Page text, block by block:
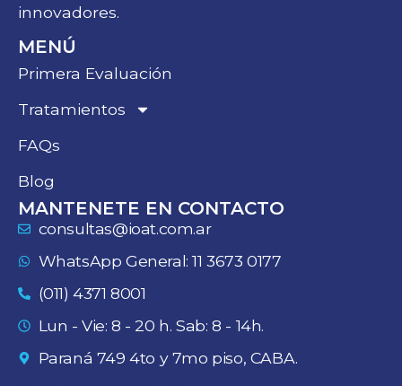
innovadores.
MENÚ
Primera Evaluación
Tratamientos
FAQs
Blog
MANTENETE EN CONTACTO
consultas@ioat.com.ar
WhatsApp General: 11 3673 0177
(011) 4371 8001
Lun - Vie: 8 - 20 h. Sab: 8 - 14h.
Paraná 749 4to y 7mo piso, CABA.